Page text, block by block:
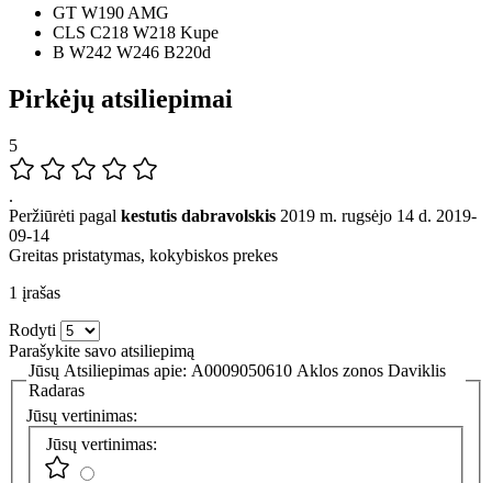
GT W190 AMG
CLS C218 W218 Kupe
B W242 W246 B220d
Pirkėjų atsiliepimai
5
.
Peržiūrėti pagal kestutis dabravolskis 2019 m. rugsėjo 14 d. 2019-
09-14
Greitas pristatymas, kokybiskos prekes
1 įrašas
Rodyti
Parašykite savo atsiliepimą
Jūsų Atsiliepimas apie: A0009050610 Aklos zonos Daviklis
Radaras
Jūsų vertinimas:
Jūsų vertinimas: